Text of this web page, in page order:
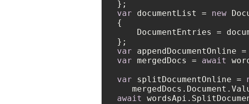
var documentList = new
{
DocumentEntries =
var appendDocumentOnline =
var mergedDocs = await
var splitDocumentOnline =
await